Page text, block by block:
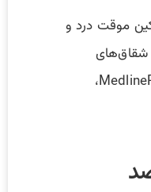
موقت درد و
شقاق‌های
سطحی به‌کار می‌رود. _ MedlinePlus،